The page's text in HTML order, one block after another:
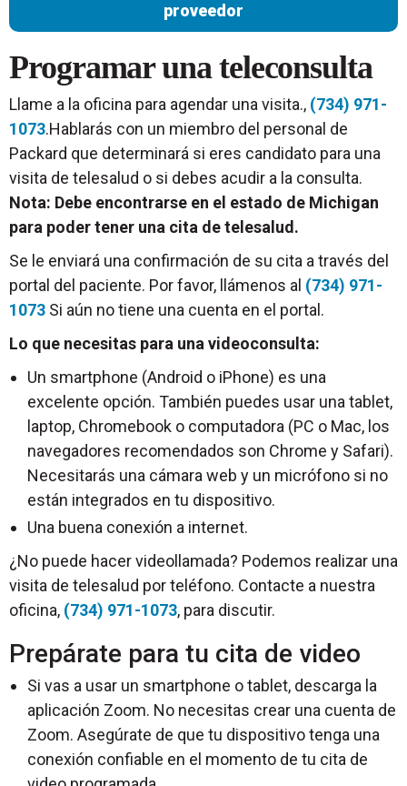
proveedor
Programar una teleconsulta
Llame a la oficina para agendar una visita., (734) 971-
1073.Hablarás con un miembro del personal de
Packard que determinará si eres candidato para una
visita de telesalud o si debes acudir a la consulta.
Nota: Debe encontrarse en el estado de Michigan
para poder tener una cita de telesalud.
Se le enviará una confirmación de su cita a través del
portal del paciente. Por favor, llámenos al (734) 971-
1073 Si aún no tiene una cuenta en el portal.
Lo que necesitas para una videoconsulta:
Un smartphone (Android o iPhone) es una
excelente opción. También puedes usar una tablet,
laptop, Chromebook o computadora (PC o Mac, los
navegadores recomendados son Chrome y Safari).
Necesitarás una cámara web y un micrófono si no
están integrados en tu dispositivo.
Una buena conexión a internet.
¿No puede hacer videollamada? Podemos realizar una
visita de telesalud por teléfono. Contacte a nuestra
oficina, (734) 971-1073, para discutir.
Prepárate para tu cita de video
Si vas a usar un smartphone o tablet, descarga la
aplicación Zoom. No necesitas crear una cuenta de
Zoom. Asegúrate de que tu dispositivo tenga una
conexión confiable en el momento de tu cita de